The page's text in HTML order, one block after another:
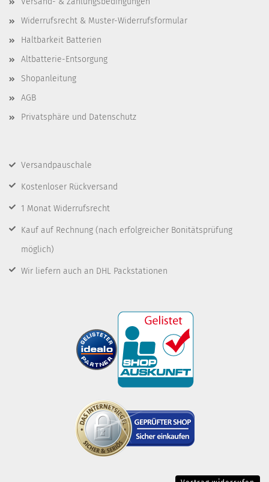
Widerrufsrecht & Muster-Widerrufsformular
Haltbarkeit Batterien
Altbatterie-Entsorgung
Shopanleitung
AGB
Privatsphäre und Datenschutz
Versandpauschale
Kostenloser Rückversand
1 Monat Widerrufsrecht
Kauf auf Rechnung (nach erfolgreicher Bonitätsprüfung
möglich)
Wir liefern auch an DHL Packstationen